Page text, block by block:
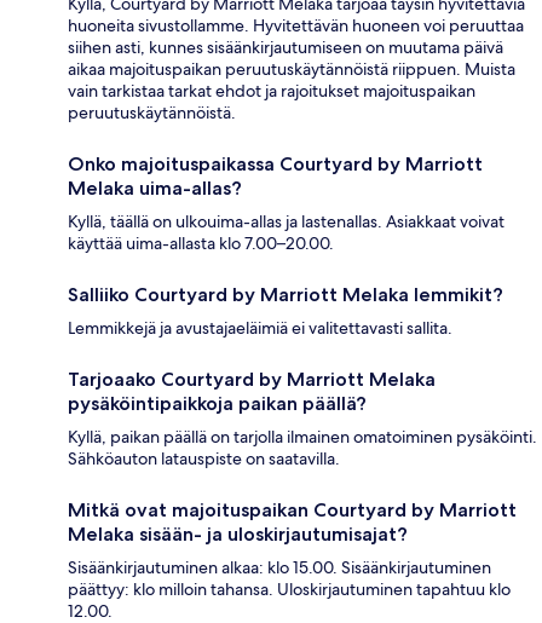
huoneita sivustollamme. Hyvitettävän huoneen voi peruuttaa
siihen asti, kunnes sisäänkirjautumiseen on muutama päivä
aikaa majoituspaikan peruutuskäytännöistä riippuen. Muista
vain tarkistaa tarkat ehdot ja rajoitukset majoituspaikan
peruutuskäytännöistä.
Onko majoituspaikassa Courtyard by Marriott
Melaka uima-allas?
Kyllä, täällä on ulkouima-allas ja lastenallas. Asiakkaat voivat
käyttää uima-allasta klo 7.00–20.00.
Salliiko Courtyard by Marriott Melaka lemmikit?
Lemmikkejä ja avustajaeläimiä ei valitettavasti sallita.
Tarjoaako Courtyard by Marriott Melaka
pysäköintipaikkoja paikan päällä?
Kyllä, paikan päällä on tarjolla ilmainen omatoiminen pysäköinti.
Sähköauton latauspiste on saatavilla.
Mitkä ovat majoituspaikan Courtyard by Marriott
Melaka sisään- ja uloskirjautumisajat?
Sisäänkirjautuminen alkaa: klo 15.00. Sisäänkirjautuminen
päättyy: klo milloin tahansa. Uloskirjautuminen tapahtuu klo
12.00.